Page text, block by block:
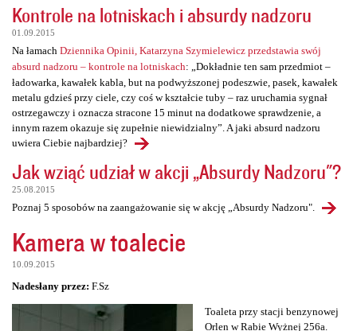
Kontrole na lotniskach i absurdy nadzoru
01.09.2015
Na łamach Dziennika Opinii, Katarzyna Szymielewicz przedstawia swój
absurd nadzoru – kontrole na lotniskach: „Dokładnie ten sam przedmiot –
ładowarka, kawałek kabla, but na podwyższonej podeszwie, pasek, kawałek
metalu gdzieś przy ciele, czy coś w kształcie tuby – raz uruchamia sygnał
ostrzegawczy i oznacza stracone 15 minut na dodatkowe sprawdzenie, a
innym razem okazuje się zupełnie niewidzialny”. A jaki absurd nadzoru
uwiera Ciebie najbardziej?
Jak wziąć udział w akcji „Absurdy Nadzoru"?
25.08.2015
Poznaj 5 sposobów na zaangażowanie się w akcję „Absurdy Nadzoru".
Kamera w toalecie
10.09.2015
Nadesłany przez: F.Sz
Toaleta przy stacji benzynowej
Orlen w Rabie Wyżnej 256a.